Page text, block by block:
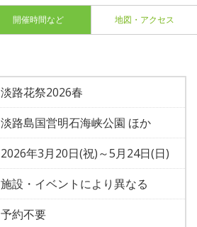
開催時間など 地図・アクセス
淡路花祭2026春
淡路島国営明石海峡公園 ほか
2026年3月20日(祝)～5月24日(日)
施設・イベントにより異なる
予約不要